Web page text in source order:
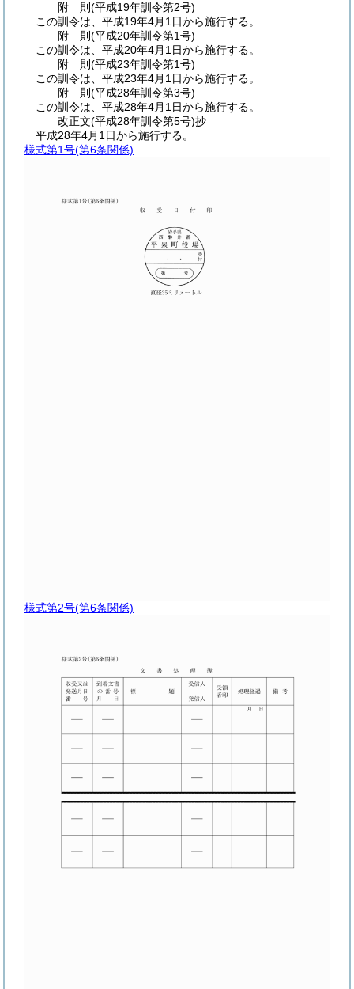
附 則(平成19年訓令第2号)
この訓令は、平成19年4月1日から施行する。
附 則(平成20年訓令第1号)
この訓令は、平成20年4月1日から施行する。
附 則(平成23年訓令第1号)
この訓令は、平成23年4月1日から施行する。
附 則(平成28年訓令第3号)
この訓令は、平成28年4月1日から施行する。
改正文(平成28年訓令第5号)抄
平成28年4月1日から施行する。
様式第1号(第6条関係)
様式第2号(第6条関係)